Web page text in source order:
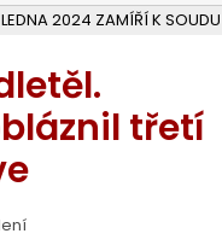
2024 ZAMÍŘÍ K SOUDU
třetí